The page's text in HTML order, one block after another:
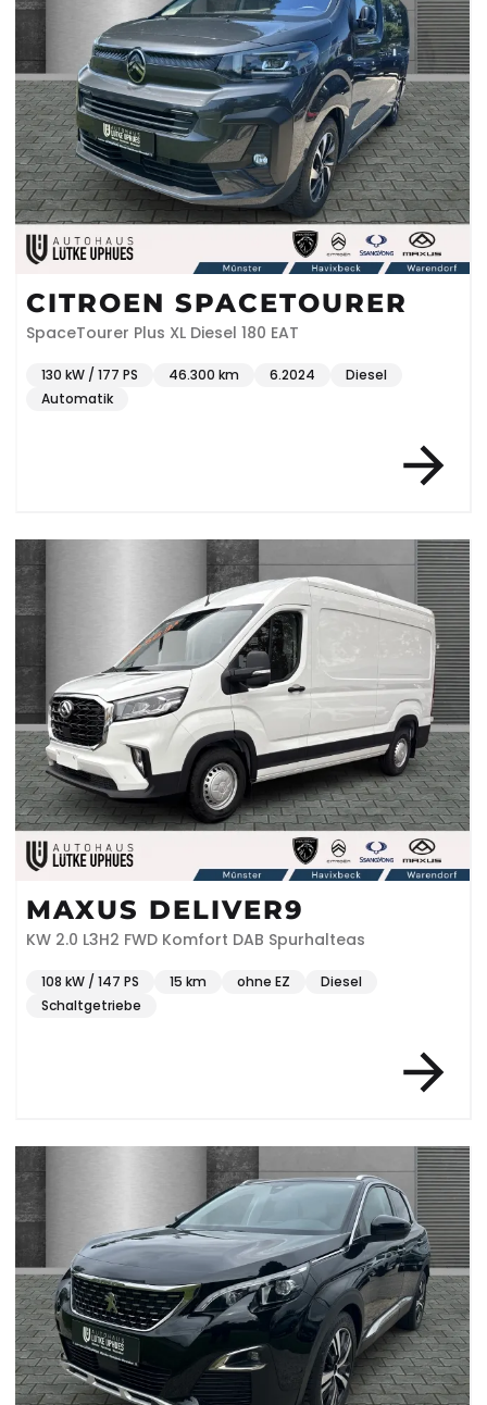
CITROEN SPACETOURER
SpaceTourer Plus XL Diesel 180 EAT
130 kW / 177 PS 46.300 km 6.2024
Diesel
Automatik
MAXUS DELIVER9
KW 2.0 L3H2 FWD Komfort DAB Spurhalteas
108 kW / 147 PS 15 km ohne EZ
Diesel
Schaltgetriebe